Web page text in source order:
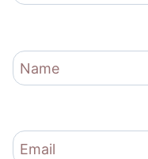
Name
Email